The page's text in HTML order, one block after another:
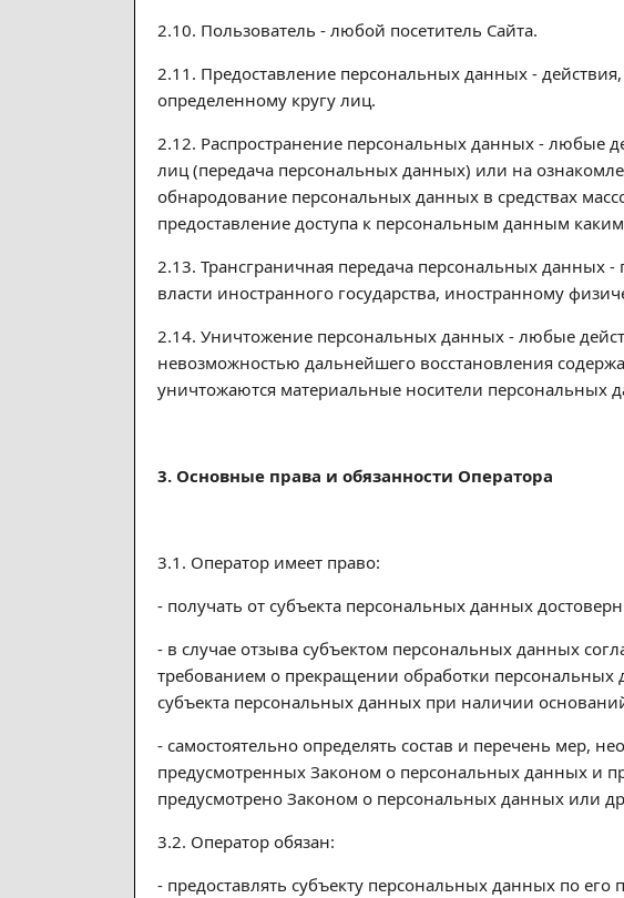
2.10. Пользователь - любой посетитель Сайта.
2.11. Предоставление персональных данных -
определенному кругу лиц.
2.12. Распространение персональных данных - любые
лиц (передача персональных данных) или на
обнародование персональных данных в средствах
предоставление доступа к персональным данным
2.13. Трансграничная передача персональных данных
власти иностранного государства, иностранному
2.14. Уничтожение персональных данных - любые
невозможностью дальнейшего восстановления
уничтожаются материальные носители персональных
3. Основные права и обязанности Оператора
3.1. Оператор имеет право:
- получать от субъекта персональных данных
- в случае отзыва субъектом персональных данных
требованием о прекращении обработки персональных
субъекта персональных данных при наличии
- самостоятельно определять состав и перечень мер,
предусмотренных Законом о персональных данных и
предусмотрено Законом о персональных данных или
3.2. Оператор обязан:
- предоставлять субъекту персональных данных по